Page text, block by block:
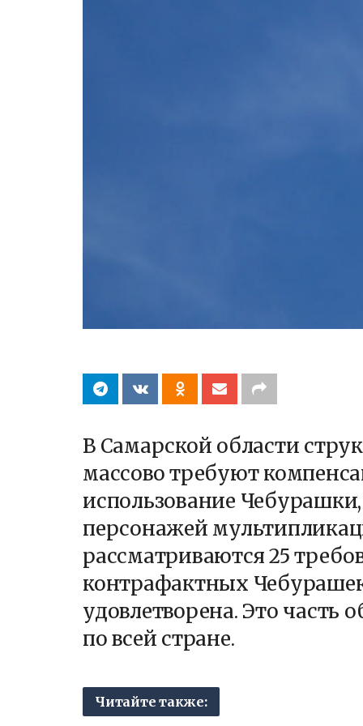
В Самарской области
массово требуют
использование
персонажей
рассматриваются 25
контрафактных
удовлетворена. Это часть
по всей стране.
Читайте также: